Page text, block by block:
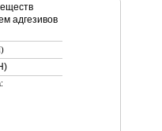
адгезивов